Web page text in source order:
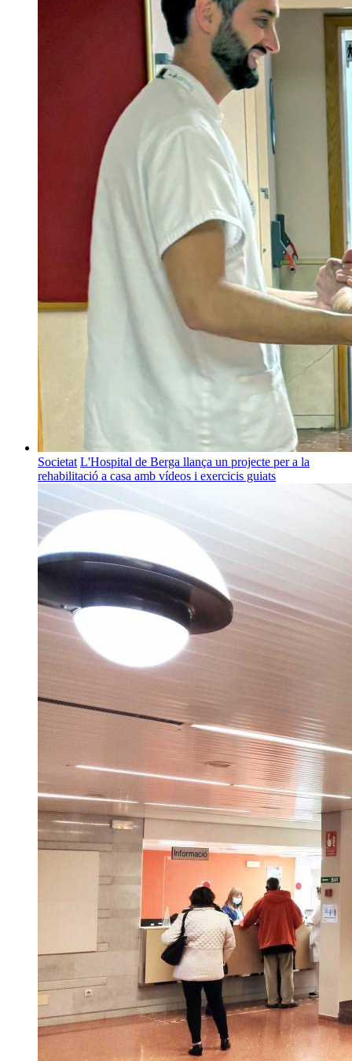
Societat L'Hospital de Berga llança un projecte per a la
rehabilitació a casa amb vídeos i exercicis guiats